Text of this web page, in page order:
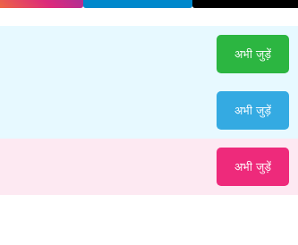
अभी जुड़ें
अभी जुड़ें
अभी जुड़ें